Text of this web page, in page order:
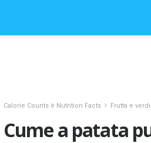
Calorie Counts è Nutrition Facts Frutta e
Cume a patata